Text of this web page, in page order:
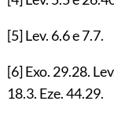
[5]Lev. 6.6e7.7.
[6]Exo. 29.28.
18.3. Eze.44.29.